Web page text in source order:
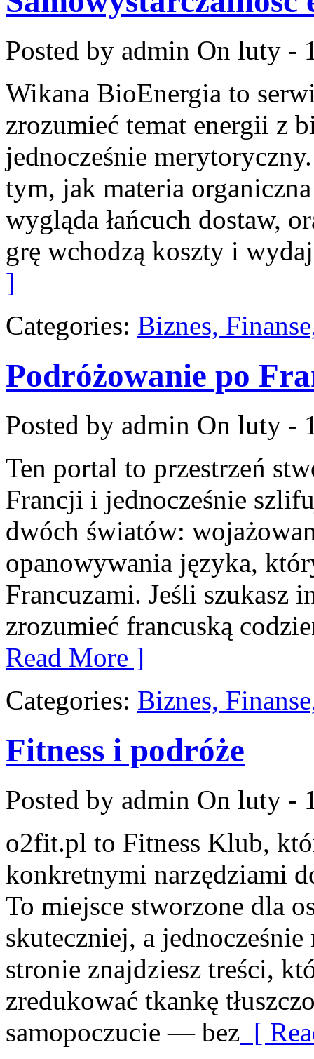
Posted by admin On luty -
Wikana BioEnergia to
zrozumieć temat energii z
jednocześnie
tym, jak materia
wygląda łańcuch dostaw,
grę wchodzą koszty i
]
Categories: Biznes,
Podróżowanie po
Posted by admin On luty -
Ten portal to przestrzeń
Francji i jednocześnie
dwóch światów:
opanowywania języka,
Francuzami. Jeśli szukasz
zrozumieć francuską
Read More ]
Categories: Biznes,
Fitness i podróże
Posted by admin On luty -
o2fit.pl to Fitness Klub,
konkretnymi narzędziami
To miejsce stworzone dla
skuteczniej, a
stronie znajdziesz treści,
zredukować tkankę
samopoczucie — bez [